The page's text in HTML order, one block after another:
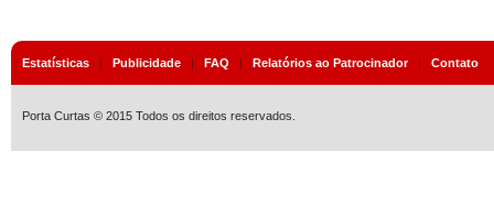
Estatísticas | Publicidade | FAQ | Relatórios ao Patrocinador| Contato
Porta Curtas © 2015 Todos os direitos reservados.